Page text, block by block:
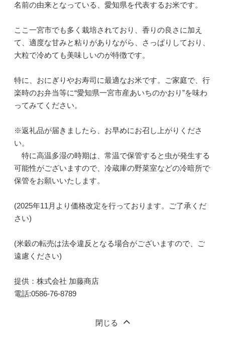
名前の由来となっている、愛知県を代表するお米です。
ここ一宮市でも多く栽培されており、香りの良さに加え
て、適度な甘みと粘りがありながら、さっぱりしており、
大粒で冷めても美味しいのが特徴です。
特に、おにぎりやお寿司に最適なお米です。ご家庭で、行
楽時のお弁当等に“愛知県一宮市産あいちのかおり”を味わ
ってみてください。
※返礼品が届きましたら、お早めにお召し上がりくださ
い。
特に高温多湿の時期は、常温で保管すると虫が発生する
可能性がございますので、冷蔵庫の野菜室などの冷暗所で
保管をお願いいたします。
(2025年11月より価格改定を行っております。ご了承くだ
さい)
(米穀の転売は法令違反となる場合がございますので、ご
遠慮ください)
提供：株式会社 加藤商店
電話:0586-76-8789
閉じる